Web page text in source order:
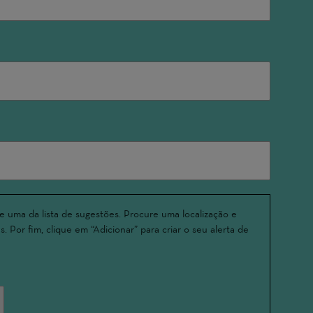
uma da lista de sugestões. Procure uma localização e
Por fim, clique em “Adicionar” para criar o seu alerta de